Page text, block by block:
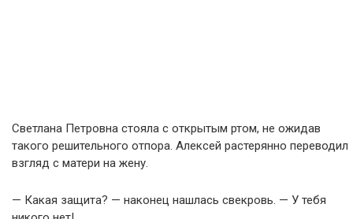
Светлана Петровна стояла с открытым ртом, не ожидав
такого решительного отпора. Алексей растерянно переводил
взгляд с матери на жену.
— Какая защита? — наконец нашлась свекровь. — У тебя